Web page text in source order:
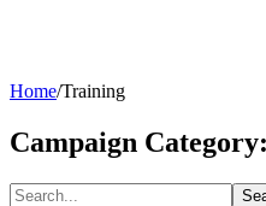
Home/Training
Campaign Category: